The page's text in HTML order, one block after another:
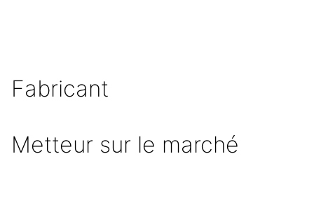
Fabricant
Metteur sur le marché